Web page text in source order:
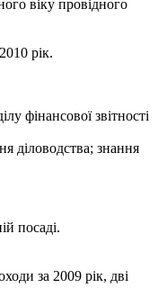
віку провідного
рік.
фінансової звітності
діловодства; знання
посаді.
за 2009 рік, дві